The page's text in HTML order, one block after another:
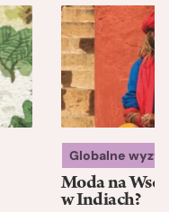
Globalne
Moda na
w Indiach?